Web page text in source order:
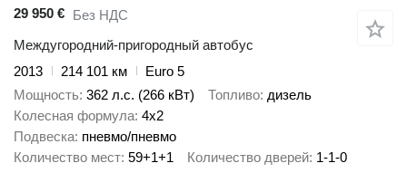
29 950 € Без НДС
Междугородний-пригородный автобус
2013
214 101 км
Euro 5
Мощность 362 л.с. (266 кВт) Топливо дизель
Колесная формула 4x2
Подвеска пневмо/пневмо
Количество мест 59+1+1 Количество дверей 1-1-0